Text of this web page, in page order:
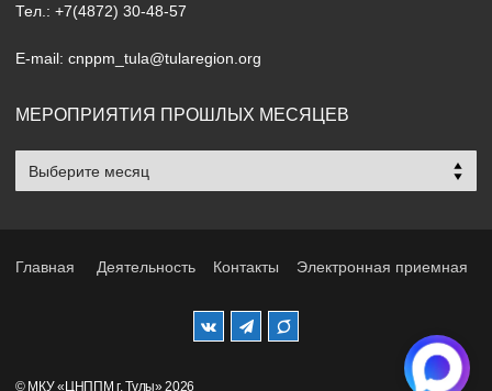
Тел.: +7(4872) 30-48-57
E-mail: cnppm_tula@tularegion.org
МЕРОПРИЯТИЯ ПРОШЛЫХ МЕСЯЦЕВ
Мероприятия
прошлых
Главная Деятельность Контакты Электронная приемная
© МКУ «ЦНППМ г. Тулы» 2026